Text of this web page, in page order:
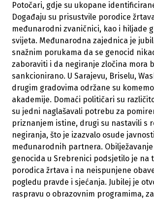
Potočari, gdje su ukopane
Događaju su prisustvile porodice
međunarodni zvaničnici, kao i hiljade
svijeta. Međunarodna zajednica je
snažnim porukama da se genocid
zaboraviti i da negiranje zločina mora
sankcionirano. U Sarajevu, Briselu,
drugim gradovima održane su
akademije. Domaći političari su
su jedni naglašavali potrebu za
priznanjem istine, drugi su nastavili s
negiranja, što je izazvalo osude
međunarodnih partnera. Obilježavanje
genocida u Srebrenici podsjetilo je na
porodica žrtava i na neispunjene
pogledu pravde i sjećanja. Jubilej je
raspravu o obrazovnim programima,